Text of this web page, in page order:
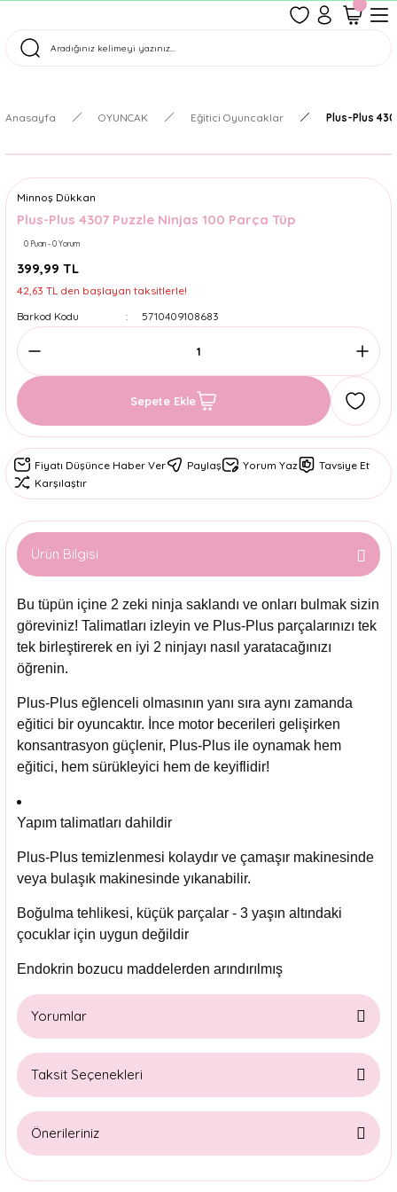
Tüm Siparişler Aynı Gün Kargoda!
Anasayfa OYUNCAK Eğitici Oyuncaklar Plus-Plus
Minnoş Dükkan
Plus-Plus 4307 Puzzle Ninjas 100 Parça Tüp
0 Puan - 0 Yorum
399,99 TL
42,63 TL den başlayan taksitlerle!
Barkod Kodu
5710409108683
Sepete Ekle
Fiyatı Düşünce Haber Ver Paylaş Yorum Yaz
Tavsiye Et
Karşılaştır
Ürün Bilgisi
Bu tüpün içine 2 zeki ninja saklandı ve onları bulmak sizin
göreviniz! Talimatları izleyin ve Plus-Plus parçalarınızı tek
tek birleştirerek en iyi 2 ninjayı nasıl yaratacağınızı
öğrenin.
Plus-Plus eğlenceli olmasının yanı sıra aynı zamanda
eğitici bir oyuncaktır. İnce motor becerileri gelişirken
konsantrasyon güçlenir, Plus-Plus ile oynamak hem
eğitici, hem sürükleyici hem de keyiflidir!
Yapım talimatları dahildir
Plus-Plus temizlenmesi kolaydır ve çamaşır makinesinde
veya bulaşık makinesinde yıkanabilir.
Boğulma tehlikesi, küçük parçalar - 3 yaşın altındaki
çocuklar için uygun değildir
Endokrin bozucu maddelerden arındırılmış
Yorumlar
Taksit Seçenekleri
Önerileriniz
Bu ürünün fiyat bilgisi, resim, ürün açıklamalarında ve diğer